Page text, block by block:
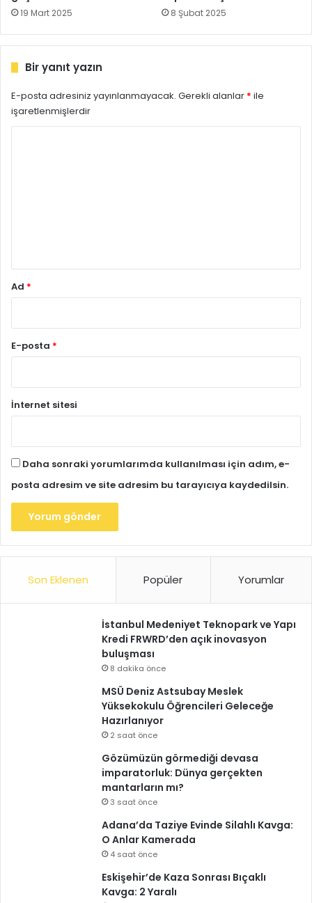
19 Mart 2025 8 Şubat 2025
Bir yanıt yazın
E-posta adresiniz yayınlanmayacak. Gerekli alanlar * ile
işaretlenmişlerdir
Ad *
E-posta *
İnternet sitesi
Daha sonraki yorumlarımda kullanılması için adım, e-
posta adresim ve site adresim bu tarayıcıya kaydedilsin.
Son Eklenen Popüler Yorumlar
İstanbul Medeniyet Teknopark ve Yapı
Kredi FRWRD’den açık inovasyon
buluşması
8 dakika önce
MSÜ Deniz Astsubay Meslek
Yüksekokulu Öğrencileri Geleceğe
Hazırlanıyor
2 saat önce
Gözümüzün görmediği devasa
imparatorluk: Dünya gerçekten
mantarların mı?
3 saat önce
Adana’da Taziye Evinde Silahlı Kavga:
O Anlar Kamerada
4 saat önce
Eskişehir’de Kaza Sonrası Bıçaklı
Kavga: 2 Yaralı